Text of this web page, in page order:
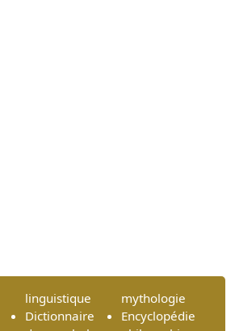
linguistique
Dictionnaire
mythologie
Encyclopédie